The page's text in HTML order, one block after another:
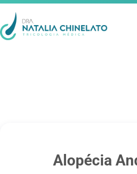
Alopécia